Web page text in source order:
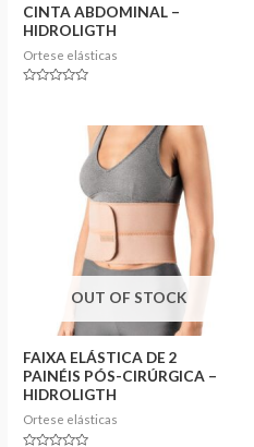
CINTA ABDOMINAL –
HIDROLIGTH
Ortese elásticas
OUT OF STOCK
FAIXA ELÁSTICA DE 2
PAINÉIS PÓS-CIRÚRGICA –
HIDROLIGTH
Ortese elásticas